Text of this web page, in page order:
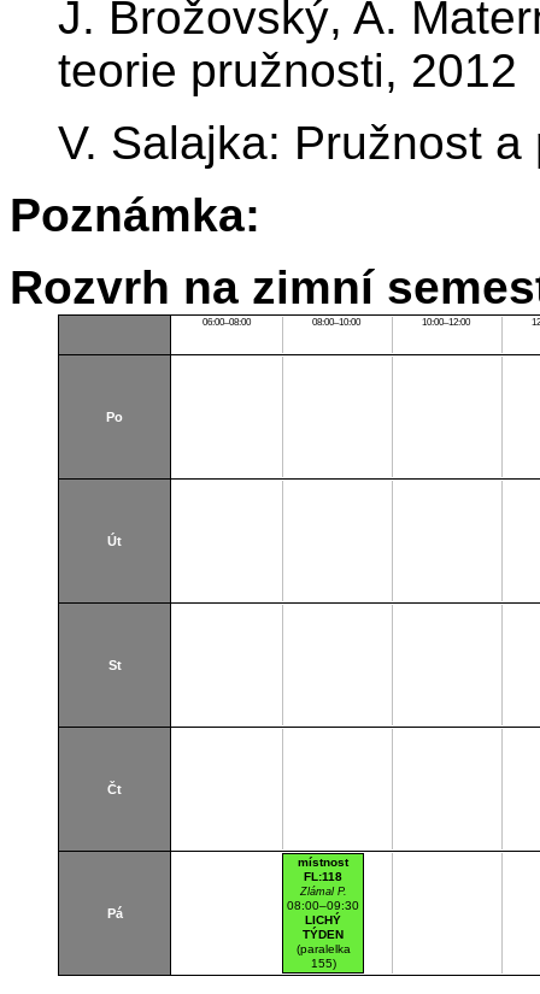
J. Brožovský, A.
teorie pružnosti, 2012
V. Salajka: Pružnost
Poznámka:
Rozvrh na zimní
06:00–08:00 08:00–10:00 10:00–12:00
Po
Út
St
Čt
Pá
místnost
FL:118
Zlámal P.
08:00–09:30
LICHÝ
TÝDEN
(paralelka
155)
Na Florenci